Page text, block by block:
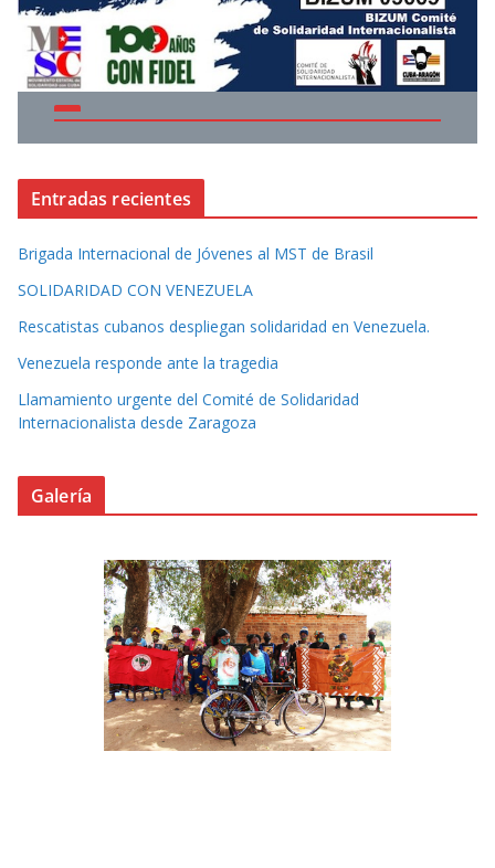
Entradas recientes
Brigada Internacional de Jóvenes al MST de Brasil
SOLIDARIDAD CON VENEZUELA
Rescatistas cubanos despliegan solidaridad en Venezuela.
Venezuela responde ante la tragedia
Llamamiento urgente del Comité de Solidaridad
Internacionalista desde Zaragoza
Galería